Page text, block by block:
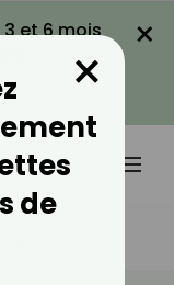
3 et 6 mois
×
Béchamel ?
de
×